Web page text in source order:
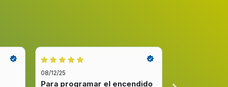
08/12/25
Para programar el encendido